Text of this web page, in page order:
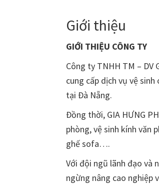
Giới thiệu
GIỚI THIỆU CÔNG TY
Công ty TNHH TM –
cung cấp dịch vụ vệ
tại Đà Nẵng.
Đồng thời, GIA HƯNG
phòng, vệ sinh kính văn
ghế sofa….
Với đội ngũ lãnh đạo và
ngừng nâng cao nghiệp